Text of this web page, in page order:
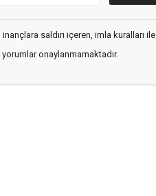
saldırı içeren, imla kuralları ile
onaylanmamaktadır.